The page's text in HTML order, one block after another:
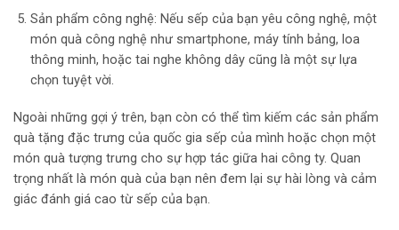
Sản phẩm công nghệ: Nếu sếp của bạn yêu công nghệ, một
món quà công nghệ như smartphone, máy tính bảng, loa
thông minh, hoặc tai nghe không dây cũng là một sự lựa
chọn tuyệt vời.
Ngoài những gợi ý trên, bạn còn có thể tìm kiếm các sản phẩm
quà tặng đặc trưng của quốc gia sếp của mình hoặc chọn một
món quà tượng trưng cho sự hợp tác giữa hai công ty. Quan
trọng nhất là món quà của bạn nên đem lại sự hài lòng và cảm
giác đánh giá cao từ sếp của bạn.